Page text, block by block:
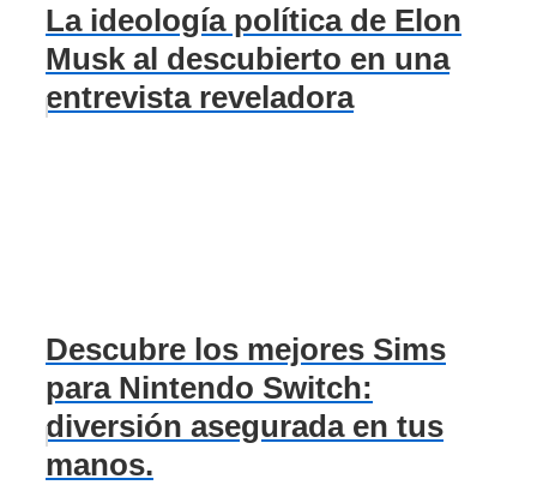
La ideología política de Elon
Musk al descubierto en una
entrevista reveladora
Descubre los mejores Sims
para Nintendo Switch:
diversión asegurada en tus
manos.